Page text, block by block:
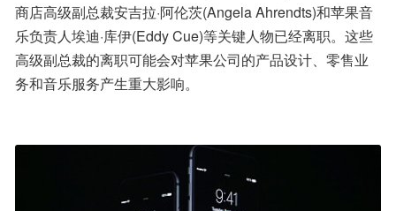
商店高级副总裁安吉拉·阿伦茨(Angela Ahrendts)和苹果音
乐负责人埃迪·库伊(Eddy Cue)等关键人物已经离职。这些
高级副总裁的离职可能会对苹果公司的产品设计、零售业
务和音乐服务产生重大影响。